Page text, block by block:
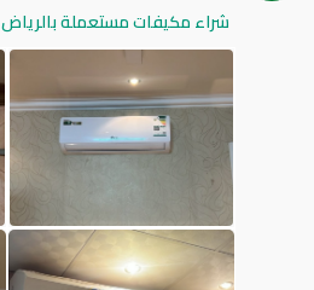
شراء مكيفات مستعملة بالرياض